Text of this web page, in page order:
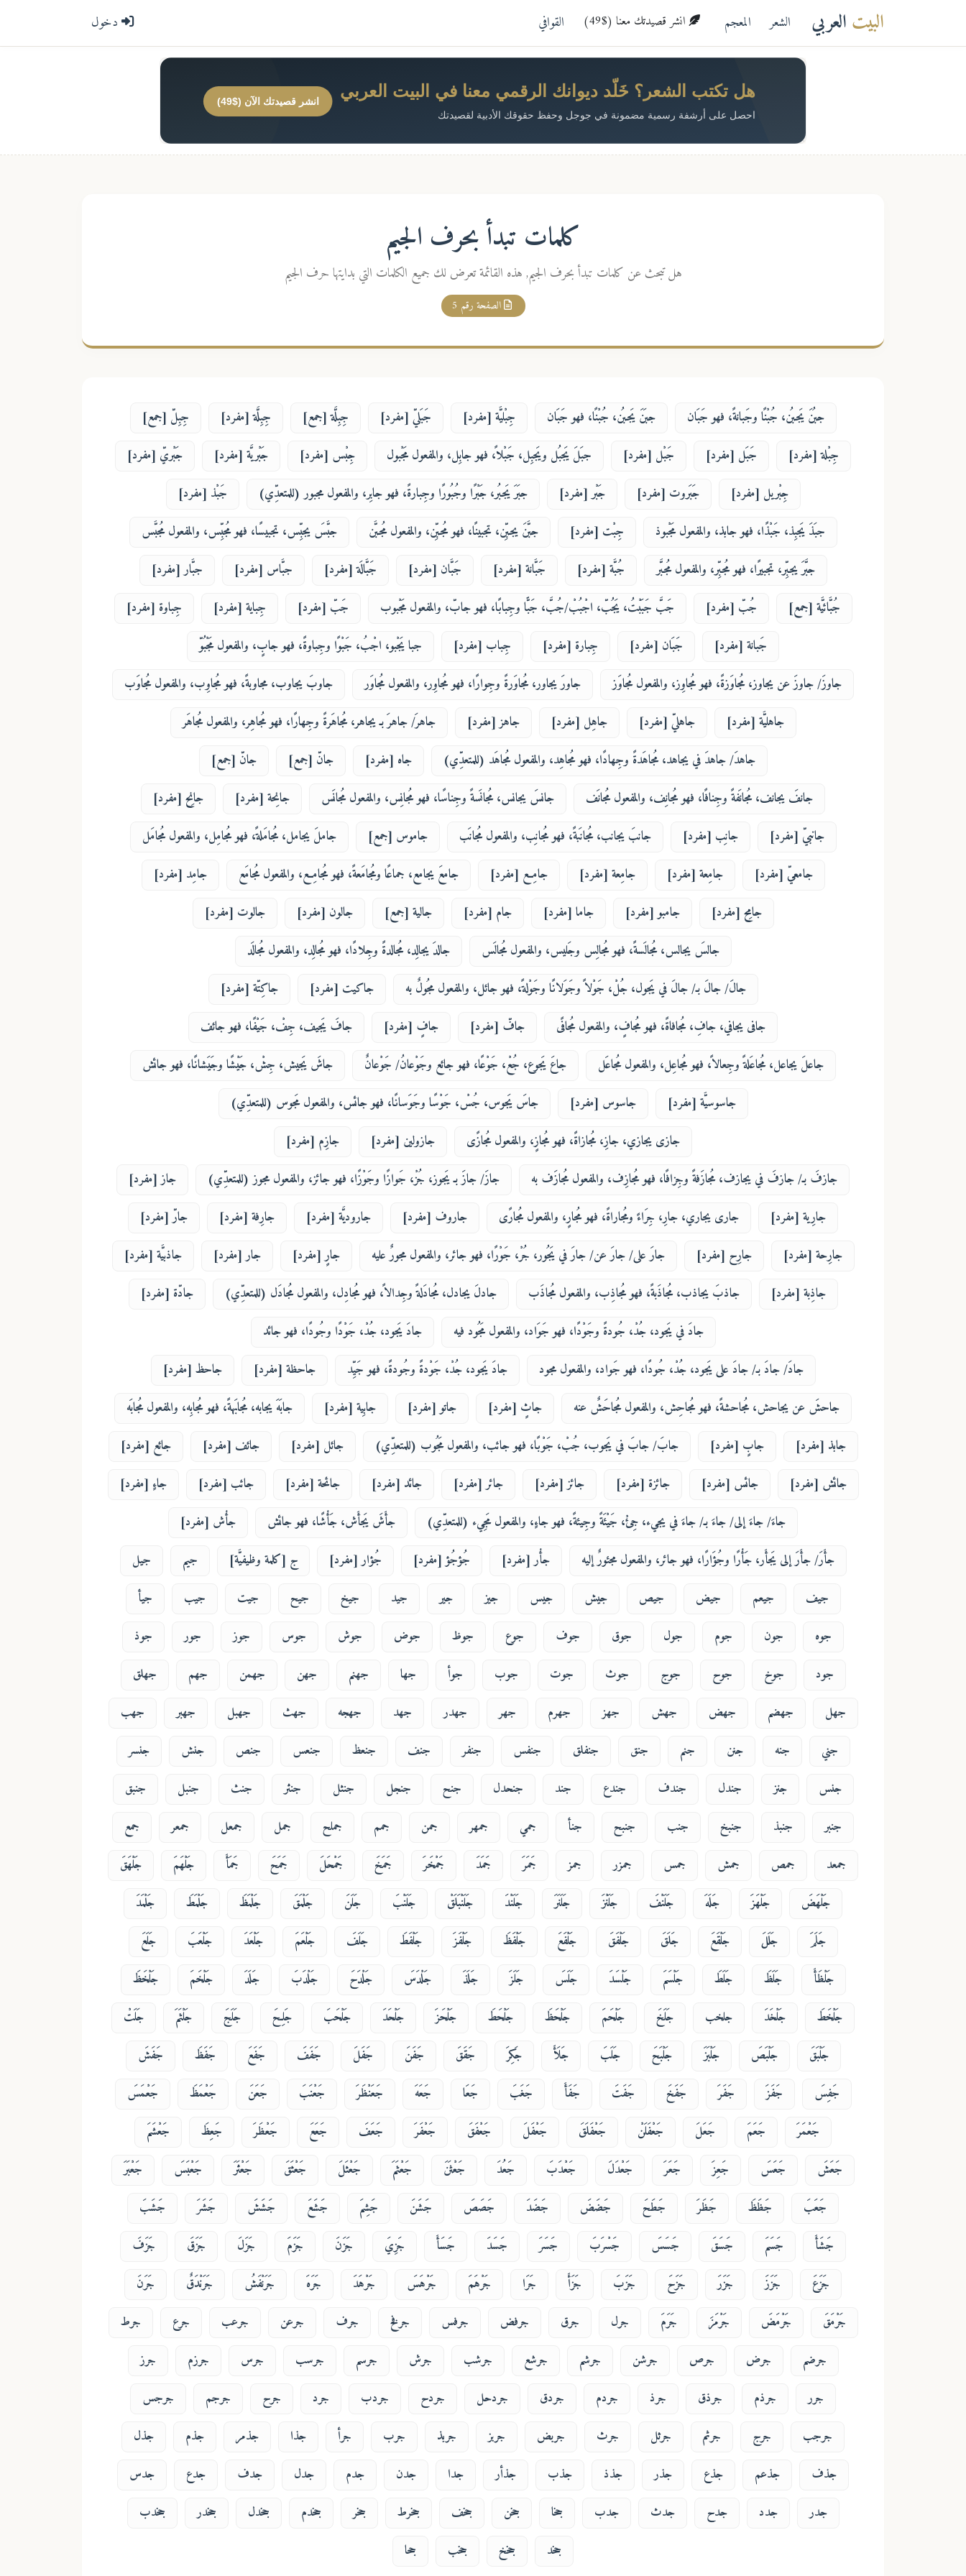
البيت العربي الشعر المعجم انشر قصيدتك معنا ($49) القوافي دخول
هل تكتب الشعر؟ خَلّد ديوانك الرقمي معنا في البيت العربي
احصل على أرشفة رسمية مضمونة في جوجل وحفظ حقوقك الأدبية لقصيدتك
انشر قصيدتك الآن ($49)
كلمات تبدأ بحرف الجيم
هل تبحث عن كلمات تبدأ بحرف الجيم, هذه القائمة تعرض لك جميع الكلمات التي بدايتها حرف الجيم
الصفحة رقم 5
جبُنَ يَجبُن، جُبْنًا وجَبانةً، فهو جَبَان جبَنَ يَجبُن، جُبْنًا، فهو جَبَان جِبْليَّة [مفرد] جَبَليّ [مفرد] جِبِلَّة [جمع] جِبِلَّة [مفرد]
جِبِلّ [جمع]
جِبْلة [مفرد]
جَبَل [مفرد] جَبْل [مفرد] جبَلَ يَجبُل ويَجبِل، جَبْلاً، فهو جابِل، والمفعول مَجْبول جِبْس [مفرد] جَبْريَّة [مفرد]
جَبْريّ [مفرد]
جِبْريل [مفرد]
جَبَروت [مفرد] جَبْر [مفرد] جبَرَ يَجبُر، جَبْرًا وجُبُورًا وجِبارةً، فهو جابِر، والمفعول مجبور (للمتعدِّي)
جَبْذ [مفرد]
جبَذَ يَجبِذ، جَبْذًا، فهو جابذ، والمفعول مَجْبوذ
جِبْت [مفرد] جبَّنَ يجبِّن، تجبينًا، فهو مُجبِّن، والمفعول مُجبَّن
جبَّسَ يجبِّس، تجبيسًا، فهو مُجبِّس، والمفعول مُجبَّس
جبَّرَ يجبِّر، تجبيرًا، فهو مُجبِّر، والمفعول مُجبَّر
جُبَّة [مفرد] جَبَّانة [مفرد] جَبَّان [مفرد] جَبَّالَة [مفرد] جبَّاس [مفرد]
جبَّار [مفرد]
جُبَّائيَّة [جمع]
جُبّ [مفرد] جَبَّ جَبَبْتُ، يَجُبّ، اجْبُبْ/جُبَّ، جَبًّا وجِبابًا، فهو جابّ، والمفعول مَجْبوب جَبّ [مفرد] جِباية [مفرد]
جِباوة [مفرد]
جَبانة [مفرد]
جَبَان [مفرد] جِبارة [مفرد] جِباب [مفرد]
جبا يَجْبو، اجْبُ، جَبْوًا وجِباوةً، فهو جابٍ، والمفعول مَجْبُوّ
جاوزَ/ جاوزَ عن يجاوز، مُجاوَزةً، فهو مُجاوِز، والمفعول مُجاوَز
جاورَ يجاور، مُجاوَرةً وجِوارًا، فهو مُجاوِر، والمفعول مُجاوَر
جاوبَ يجاوب، مجاوبةً، فهو مُجاوِب، والمفعول مُجاوَب
جاهليَّة [مفرد]
جاهليّ [مفرد] جاهِل [مفرد] جاهز [مفرد]
جاهرَ/ جاهرَ بـ يجاهر، مُجاهَرةً وجِهارًا، فهو مُجاهِر، والمفعول مُجاهَر
جاهدَ/ جاهدَ في يجاهد، مُجاهَدةً وجِهادًا، فهو مُجاهِد، والمفعول مُجاهَد (للمتعدِّي)
جاه [مفرد] جانّ [جمع]
جانّ [جمع]
جانفَ يجانف، مُجانَفةً وجِنافًا، فهو مُجانِف، والمفعول مُجانَف
جانسَ يجانس، مُجانَسةً وجِناسًا، فهو مُجانِس، والمفعول مُجانَس جانِحة [مفرد]
جانِح [مفرد]
جانبيّ [مفرد]
جانِب [مفرد] جانبَ يجانب، مُجانَبةً، فهو مُجانِب، والمفعول مُجانَب جاموس [جمع]
جاملَ يجامل، مُجامَلةً، فهو مُجامِل، والمفعول مُجامَل
جامعيّ [مفرد]
جامِعة [مفرد] جامِعة [مفرد] جامِع [مفرد] جامعَ يجامع، جماعًا ومُجامَعةً، فهو مُجامِع، والمفعول مُجامَع
جامِد [مفرد]
جامِح [مفرد]
جامبو [مفرد] جاما [مفرد] جام [مفرد] جالية [جمع] جالون [مفرد]
جالوت [مفرد]
جالسَ يجالس، مُجالَسةً، فهو مُجالِس وجَليس، والمفعول مُجالَس
جالدَ يجالِد، مُجالدةً وجِلادًا، فهو مُجالِد، والمفعول مُجالَد
جالَ/ جالَ بـ/ جالَ في يَجول، جُلْ، جَوْلاً وجَوَلانًا وجَوْلةً، فهو جائل، والمفعول مجُولٌ به
جاكيت [مفرد]
جاكِتّة [مفرد]
جافى يجافي، جافِ، مُجافاةً، فهو مُجافٍ، والمفعول مُجافًى
جافّ [مفرد] جافٍ [مفرد]
جافَ يَجيف، جِفْ، جَيْفًا، فهو جائف
جاعلَ يجاعل، مُجاعَلةً وجِعالاً، فهو مُجاعِل، والمفعول مُجاعَل
جاعَ يَجوع، جُعْ، جَوْعًا، فهو جائع وجَوْعانُ/ جَوْعانٌ
جاشَ يَجيش، جِشْ، جَيْشًا وجَيَشانًا، فهو جائش
جاسوسيَّة [مفرد]
جاسوس [مفرد]
جاسَ يَجوس، جُسْ، جَوْسًا وجَوَسانًا، فهو جائس، والمفعول مَجوس (للمتعدِّي)
جازى يجازي، جازِ، مُجازاةً، فهو مُجازٍ، والمفعول مُجازًى
جازولين [مفرد]
جازِم [مفرد]
جازفَ بـ/ جازفَ في يجازف، مُجازَفةً وجِزافًا، فهو مُجازِف، والمفعول مُجازَف به
جازَ/ جازَ بـ يَجوز، جُزْ، جَوازًا وجَوْزًا، فهو جائز، والمفعول مجوز (للمتعدِّي)
جاز [مفرد]
جارِية [مفرد]
جارى يجاري، جارِ، جِرَاءً ومُجاراةً، فهو مُجارٍ، والمفعول مُجارًى جاروف [مفرد] جاروديَّة [مفرد] جارِفة [مفرد]
جارّ [مفرد]
جارِحة [مفرد]
جارِح [مفرد] جارَ على/ جارَ عن/ جارَ في يَجُور، جُرْ، جَوْرًا، فهو جائر، والمفعول مجورٌ عليه جارٍ [مفرد] جار [مفرد]
جاذبيَّة [مفرد]
جاذِبة [مفرد]
جاذبَ يجاذب، مُجاذَبةً، فهو مُجاذِب، والمفعول مُجاذَب جادلَ يجادل، مُجادَلةً وجِدالاً، فهو مُجادِل، والمفعول مُجادَل (للمتعدِّي)
جادّة [مفرد]
جادَ في يَجود، جُدْ، جُودةً وجَوْدًا، فهو جَوَاد، والمفعول مَجُود فيه
جادَ يَجود، جُدْ، جَوْدًا وجُودًا، فهو جائد
جادَ/ جادَ بـ/ جادَ على يَجود، جُدْ، جُودًا، فهو جَواد، والمفعول مجود
جادَ يَجود، جُدْ، جَوْدةً وجُودةً، فهو جَيِّد جاحظة [مفرد]
جاحظ [مفرد]
جاحشَ عن يجاحش، مُجاحشةً، فهو مُجاحِش، والمفعول مُجاحَشٌ عنه
جاثٍ [مفرد] جاتو [مفرد] جابِية [مفرد]
جابَهَ يجابه، مُجابَهةً، فهو مُجابِه، والمفعول مُجابَه
جابذ [مفرد]
جابٍ [مفرد] جابَ/ جابَ في يَجوب، جُبْ، جَوْبًا، فهو جائب، والمفعول مَجُوب (للمتعدِّي) جائل [مفرد] جائف [مفرد]
جائع [مفرد]
جائش [مفرد]
جائس [مفرد] جائزة [مفرد] جائز [مفرد] جائر [مفرد] جائد [مفرد] جائحة [مفرد] جائب [مفرد]
جاءٍ [مفرد]
جاءَ/ جاءَ إلى/ جاءَ بـ/ جاءَ في يجيء، جِئْ، جَيْئَةً وجِيئةً، فهو جاءٍ، والمفعول مَجِيء (للمتعدِّي)
جأَشَ يَجأَش، جَأْشًا، فهو جائش
جأْش [مفرد]
جأَرَ/ جأَرَ إلى يَجأَر، جَأْرًا وجُؤَارًا، فهو جائر، والمفعول مجئورٌ إليه
جأْر [مفرد] جُؤجُؤ [مفرد] جُؤار [مفرد] ج [كلمة وظيفيَّة] جيم
جيل
جيف
جيعم جيض جيص جيش جيس جيز جير جيد جيخ جيح جيت جيب
جيأ
جوه
جون جوم جول جوق جوف جوع جوظ جوض جوش جوس جوز جور
جوذ
جود
جوخ جوح جوج جوث جوت جوب جوأ جها جهنم جهن جهمن جهم
جهلق
جهل
جهضم جهض جهش جهز جهرم جهر جهدر جهد جهجه جهث جهبل جهبر
جهب
جني
جنه جنن جنم جنق جنفلق جنفس جنفر جنف جنعظ جنعس جنص جنش
جنسر
جنس
جنز جندل جندف جندع جند جنحدل جنح جنجل جنثل جنثر جنث جنبل
جنبق
جنبر
جنبذ جنبخ جنب جنبح جنأ جمي جمهر جمن جمم جملح جمل جمعل جمعر
جمع
جمعد
جمص جمش جمس جمزر جمز جَمَرَ جَمَدَ جَمْخَرَ جَمَخَ جَمْحَلَ جَمَحَ جَمَأَ جَلْهَمَ
جَلْهَقَ
جَلْهَضَ
جَلْهَزَ جَلَهَ جَلَنْفَ جَلَنْزَ جَلَنَرَ جَلَنْدَ جَلَنْبَلَقْ جَلَنْبَ جَلَنَ جَلْمَقَ جَلْمَظَ جَلْمَطَ
جَلْمَدَ
جَلَمَ
جَلَلَ جَلْقَعَ جَلَقَ جَلْفَقَ جَلْفَعَ جَلْفَظَ جَلْفَزَ جَلْفَطَ جَلَفَ جَلْعَمَ جَلْعَدَ جَلْعَبَ
جَلَعَ
جَلْظَأَ
جَلَظَ جَلَطَ جَلْسَمَ جَلْسَدَ جَلَسَ جَلَزَ جَلَذَ جَلْدَسَ جَلْدَحَ جَلْدَبَ جَلَدَ جَلْخَمَ
جَلْخَظَ
جَلْخَطَ
جَلْخَدَ جلخب جَلَخَ جَلْحَمَ جَلْحَظَ جَلْحَطَ جَلْحَزَ جَلْحَدَ جَلْحَبَ جَلِحَ جَلَجَ جَلْثَمَ
جَلَتْ
جَلْبَقَ
جَلْبَصَ جَلْبَزَ جَلْبَحَ جَلَبَ جَلَأَ جَكِرَ جَقَقَ جَفَنَ جَفَلَ جَفَفَ جَفَعَ جَفَظَ
جَفَشَ
جَفِسَ
جَفَزَ جَفَرَ جَفَخَ جَفَتَ جَفَأَ جَغَبَ جَعَا جَعَهَ جَعَنْظَرَ جَعْنَبَ جَعَنَ جَعْمَظَ
جَعْمَسَ
جَعْمَرَ
جَعَمَ جَعَلَ جَعْفَلَنْ جَعْفَلَقَ جَعْفَلَ جَعْفَقَ جَعْفَرَ جَعَفَ جَعَعَ جَعْظَرَ جَعِظَ
جَعْشَمَ
جَعَشَ
جَعَسَ جَعِزَ جَعَرَ جَعْدَلَ جَعْدَبَ جَعُدَ جَعْثَنَ جَعْثَمَ جَعْثَلَ جَعْثَقَ جَعْثَرَ جَعْبَسَ
جَعْبَرَ
جَعَبَ
جَظَظَ جَظَرَ جَطَحَ جَضَضَ جَضَدَ جَصَصَ جَشَنَ جَشِمَ جَشَعَ جَشَشَ جَشَرَ
جَشَبَ
جَشَأَ
جَسَمَ جَسَقَ جَسَسَ جَسْرَبَ جَسَرَ جَسَدَ جَسَأَ جَزِيَ جَزَنَ جَزَمَ جَزَلَ جَزَقَ
جَزَفَ
جَزَعَ
جَزَزَ جَزَرَ جَزَحَ جَزَبَ جَزَأَ جَرَا جَرْهَمَ جَرْهَسَ جَرْهَدَ جَرَهَ جَرَنْفَشُ جَرَنْدَقٌ
جَرَنَ
جَرْمَقَ
جَرْمَضَ جَرْمَزَ جَرَمَ جرل جرق جرفض جرفس جرفخ جرف جرعن جرعب جرع
جرط
جرضم
جرض جرص جرشن جرشم جرشع جرشب جرش جرسم جرسب جرس جرزم
جرز
جرر
جرذم جرذق جرذ جردم جردق جردحل جردح جردب جرد جرح جرجم
جرجس
جرجب
جرج جرثم جرثل جرث جربض جربز جربذ جرب جرأ جذا جذمر جذم
جذل
جذف
جذعم جذع جذر جذذ جذب جذأر جدا جدن جدم جدل جدف جدع
جدس
جدر
جدد جدح جدث جدب جخا جخن جخف جخرط جخر جخدم جخدل جخدر
جخدب
جخد
جخخ جخب جحا